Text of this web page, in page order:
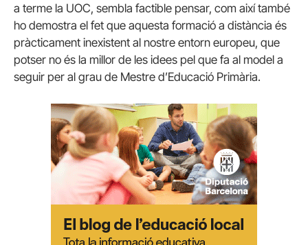
a terme la UOC, sembla factible pensar, com així també
ho demostra el fet que aquesta formació a distància és
pràcticament inexistent al nostre entorn europeu, que
potser no és la millor de les idees pel que fa al model a
seguir per al grau de Mestre d’Educació Primària.